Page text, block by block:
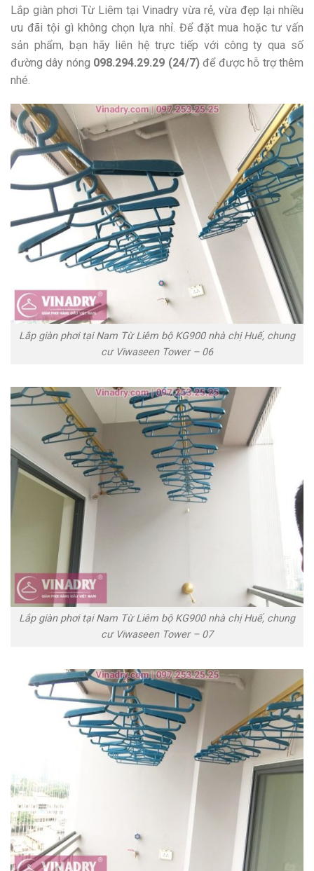
Lắp giàn phơi Từ Liêm tại Vinadry vừa rẻ, vừa đẹp lại nhiều
ưu đãi tội gì không chọn lựa nhỉ. Để đặt mua hoặc tư vấn
sản phẩm, bạn hãy liên hệ trực tiếp với công ty qua số
đường dây nóng 098.294.29.29 (24/7)để được hỗ trợ thêm
nhé.
Lắp giàn phơi tại Nam Từ Liêm bộ KG900 nhà chị Huế, chung
cư Viwaseen Tower – 06
Lắp giàn phơi tại Nam Từ Liêm bộ KG900 nhà chị Huế, chung
cư Viwaseen Tower – 07